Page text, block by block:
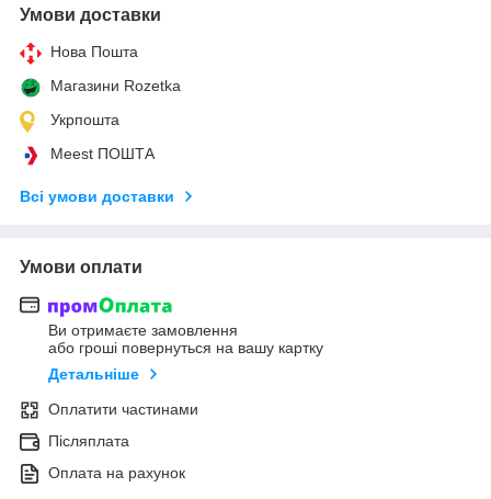
Умови доставки
Нова Пошта
Магазини Rozetka
Укрпошта
Meest ПОШТА
Всі умови доставки
Умови оплати
Ви отримаєте замовлення
або гроші повернуться на вашу картку
Детальніше
Оплатити частинами
Післяплата
Оплата на рахунок